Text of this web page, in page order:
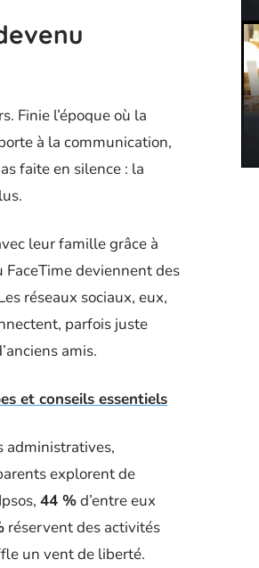
Finie l’époque où la
à la communication,
faite en silence : la
leur famille grâce à
FaceTime deviennent des
réseaux sociaux, eux,
parfois juste
amis.
et conseils essentiels
administratives,
explorent de
44 %d’entre eux
réservent des activités
un vent de liberté.